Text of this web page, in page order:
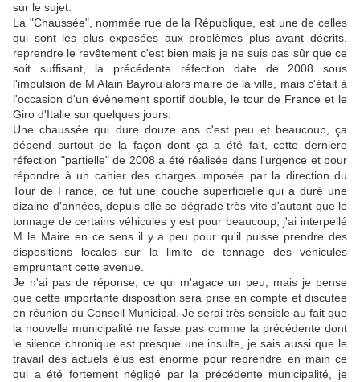
sur le sujet.
La "Chaussée", nommée rue de la République, est une de celles
qui sont les plus exposées aux problèmes plus avant décrits,
reprendre le revêtement c'est bien mais je ne suis pas sûr que ce
soit suffisant, la précédente réfection date de 2008 sous
l'impulsion de M Alain Bayrou alors maire de la ville, mais c'était à
l'occasion d'un évènement sportif double, le tour de France et le
Giro d'Italie sur quelques jours.
Une chaussée qui dure douze ans c'est peu et beaucoup, ça
dépend surtout de la façon dont ça a été fait, cette dernière
réfection "partielle" de 2008 a été réalisée dans l'urgence et pour
répondre à un cahier des charges imposée par la direction du
Tour de France, ce fut une couche superficielle qui a duré une
dizaine d'années, depuis elle se dégrade très vite d'autant que le
tonnage de certains véhicules y est pour beaucoup, j'ai interpellé
M le Maire en ce sens il y a peu pour qu'il puisse prendre des
dispositions locales sur la limite de tonnage des véhicules
empruntant cette avenue.
Je n'ai pas de réponse, ce qui m'agace un peu, mais je pense
que cette importante disposition sera prise en compte et discutée
en réunion du Conseil Municipal. Je serai très sensible au fait que
la nouvelle municipalité ne fasse pas comme la précédente dont
le silence chronique est presque une insulte, je sais aussi que le
travail des actuels élus est énorme pour reprendre en main ce
qui a été fortement négligé par la précédente municipalité, je